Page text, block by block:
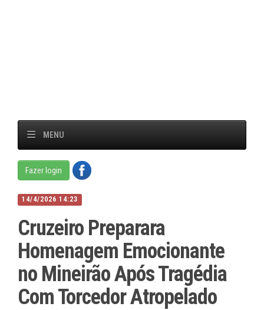
MENU
Fazer login
14/4/2026 14:23
Cruzeiro Preparara
Homenagem Emocionante
no Mineirão Após Tragédia
Com Torcedor Atropelado